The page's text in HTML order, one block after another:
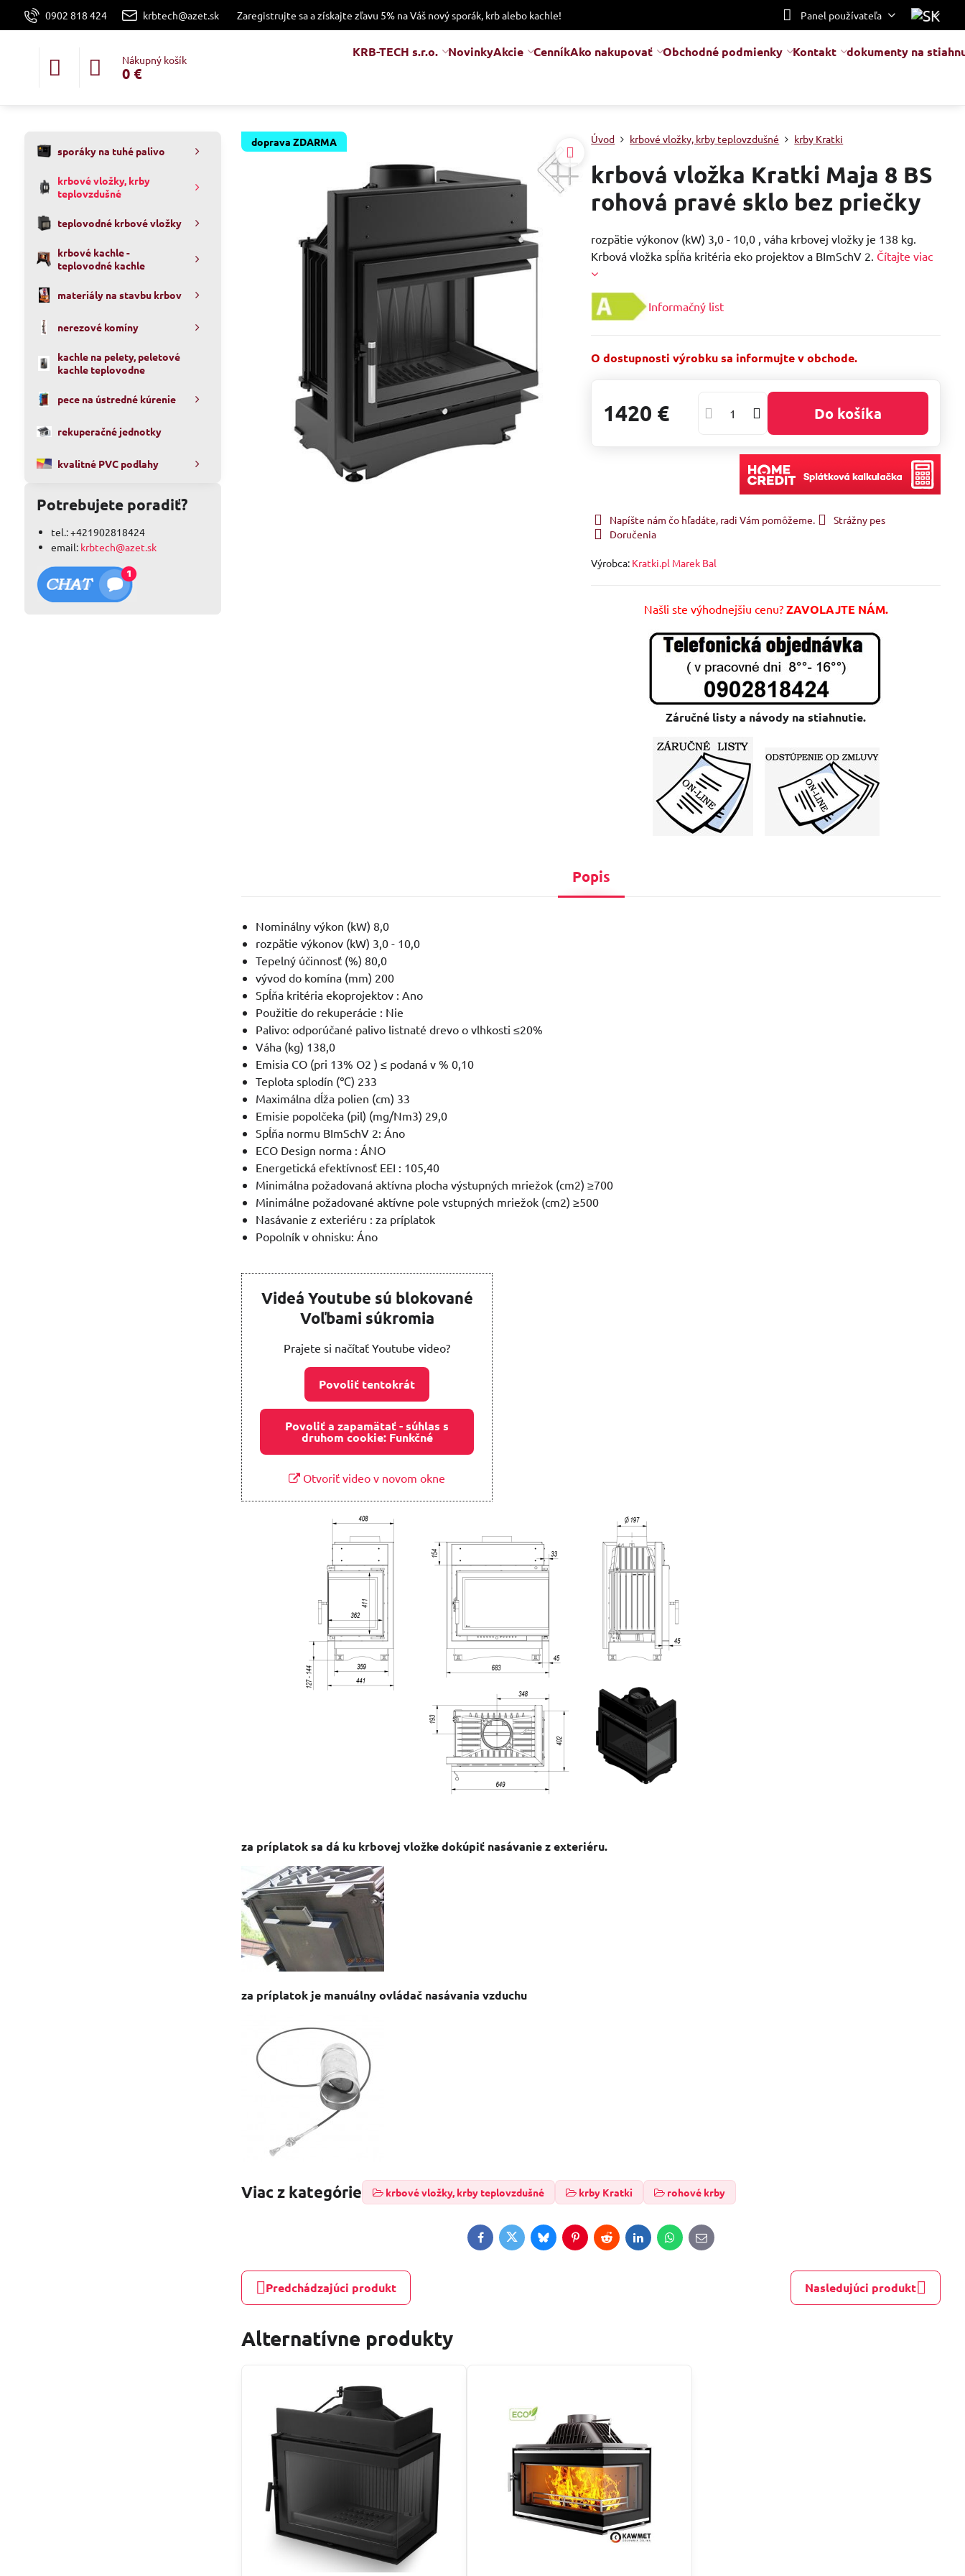
0902 818 424 krbtech@azet.sk Zaregistrujte sa a získajte zľavu 5% na Váš nový sporák, krb alebo kachle! Panel používateľa
Nákupný košík
0 €
KRB-TECH s.r.o. NovinkyAkcie CenníkAko nakupovať Obchodné podmienky Kontakt dokumenty na
doprava ZDARMA Úvod krbové vložky, krby teplovzdušné krby Kratki
krbová vložka Kratki Maja 8 BS
rohová pravé sklo bez priečky
rozpätie výkonov (kW) 3,0 - 10,0 , váha krbovej vložky je 138 kg.
Krbová vložka spĺňa kritéria eko projektov a BImSchV 2. Čítajte viac
Informačný list
O dostupnosti výrobku sa informujte v obchode.
1420 € Do košíka
Napíšte nám čo hľadáte, radi Vám pomôžeme.
Strážny pes
Doručenia
Výrobca: Kratki.pl Marek Bal
Našli ste výhodnejšiu cenu? ZAVOLAJTE NÁM.
Záručné listy a návody na stiahnutie.
Popis
Nominálny výkon (kW) 8,0
rozpätie výkonov (kW) 3,0 - 10,0
Tepelný účinnosť (%) 80,0
vývod do komína (mm) 200
Spĺňa kritéria ekoprojektov : Ano
Použitie do rekuperácie : Nie
Palivo: odporúčané palivo listnaté drevo o vlhkosti ≤20%
Váha (kg) 138,0
Emisia CO (pri 13% O2 ) ≤ podaná v % 0,10
Teplota splodín (℃) 233
Maximálna dĺža polien (cm) 33
Emisie popolčeka (pil) (mg/Nm3) 29,0
Spĺňa normu BImSchV 2: Áno
ECO Design norma : ÁNO
Energetická efektívnosť EEI : 105,40
Minimálna požadovaná aktívna plocha výstupných mriežok (cm2) ≥700
Minimálne požadované aktívne pole vstupných mriežok (cm2) ≥500
Nasávanie z exteriéru : za príplatok
Popolník v ohnisku: Áno
Videá Youtube sú blokované
Voľbami súkromia
Prajete si načítať Youtube video?
Povoliť tentokrát
Povoliť a zapamätať - súhlas s
druhom cookie: Funkčné
Otvoriť video v novom okne
za príplatok sa dá ku krbovej vložke dokúpiť nasávanie z exteriéru.
za príplatok je manuálny ovládač nasávania vzduchu
Viac z kategórie krbové vložky, krby teplovzdušné krby Kratki rohové krby
FacebookTwitterBlueskyPinterestRedditLinkedInWhatsApp
E-
mail
Predchádzajúci produkt Nasledujúci produkt
Alternatívne produkty
sporáky na tuhé palivo
krbové vložky, krby
teplovzdušné
teplovodné krbové vložky
krbové kachle -
teplovodné kachle
materiály na stavbu krbov
nerezové komíny
kachle na pelety, peletové
kachle teplovodne
pece na ústredné kúrenie
rekuperačné jednotky
kvalitné PVC podlahy
Potrebujete poradiť?
tel.: +421902818424
email: krbtech@azet.sk